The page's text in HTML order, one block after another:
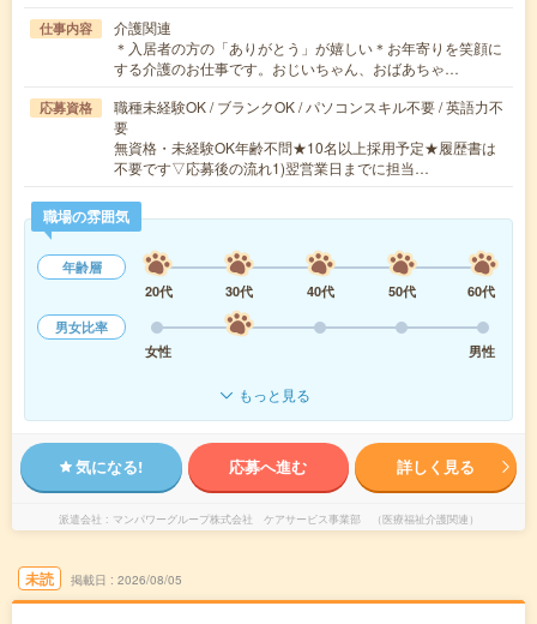
仕事内容
介護関連
＊入居者の方の「ありがとう」が嬉しい＊お年寄りを笑顔に
する介護のお仕事です。おじいちゃん、おばあちゃ…
応募資格
職種未経験OK / ブランクOK / パソコンスキル不要 / 英語力不
要
無資格・未経験OK年齢不問★10名以上採用予定★履歴書は
不要です▽応募後の流れ1)翌営業日までに担当…
職場の雰囲気
年齢層
20代
30代 40代 50代
60代
男女比率
女性
男性
もっと見る
気になる! 応募へ進む 詳しく見る
派遣会社 マンパワーグループ株式会社 ケアサービス事業部 （医療福祉介護関連）
未読 掲載日 2026/08/05